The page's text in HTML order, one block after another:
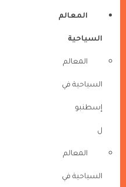
المعالم
السياحية
المعالم
السياحية في
إسطنبو
ل
المعالم
السياحية في